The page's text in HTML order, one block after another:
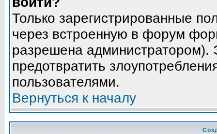
Только зарегистрированные
через встроенную в форум
разрешена администратором).
предотвратить
пользователями.
Вернуться к началу